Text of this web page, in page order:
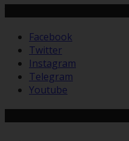
Facebook
Twitter
Instagram
Telegram
Youtube